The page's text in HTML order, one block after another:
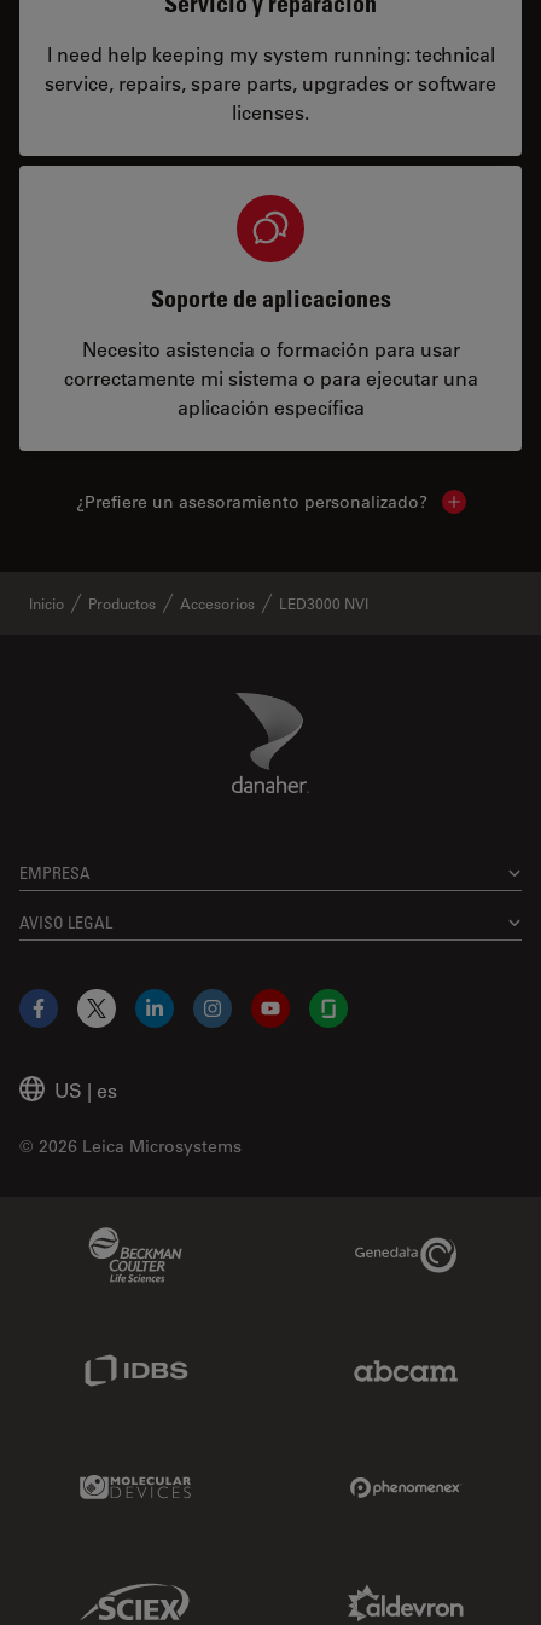
I need help keeping my system running: technical
service, repairs, spare parts, upgrades or software
licenses.
Soporte de aplicaciones
Necesito asistencia o formación para usar
correctamente mi sistema o para ejecutar una
aplicación específica
¿Prefiere un asesoramiento personalizado? Show local
Inicio Productos Accesorios LED3000 NVI
Danaher Logo
EMPRESA
AVISO LEGAL
US | es
© 2026 Leica Microsystems
Facebook
X LinkedInInstagramYouTubeGlassdoor
Genedata Link
Molecular Devices Link
Sciex Link